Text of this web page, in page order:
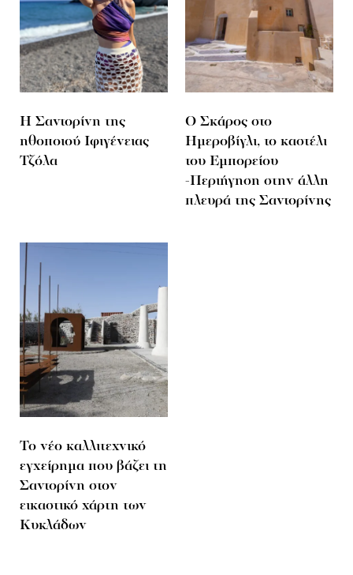
Η Σαντορίνη της
ηθοποιού Ιφιγένειας
Τζόλα
Ο Σκάρος στο
Ημεροβίγλι, το καστέλι
του Εμπορείου
-Περιήγηση στην άλλη
πλευρά της Σαντορίνης
To νέο καλλιτεχνικό
εγχείρημα που βάζει τη
Σαντορίνη στον
εικαστικό χάρτη των
Κυκλάδων